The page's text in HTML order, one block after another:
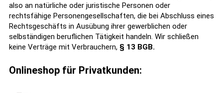
also an natürliche oder juristische Personen oder
rechtsfähige Personengesellschaften, die bei Abschluss eines
Rechtsgeschäfts in Ausübung ihrer gewerblichen oder
selbständigen beruflichen Tätigkeit handeln. Wir schließen
keine Verträge mit Verbrauchern, § 13 BGB.
Onlineshop für Privatkunden: